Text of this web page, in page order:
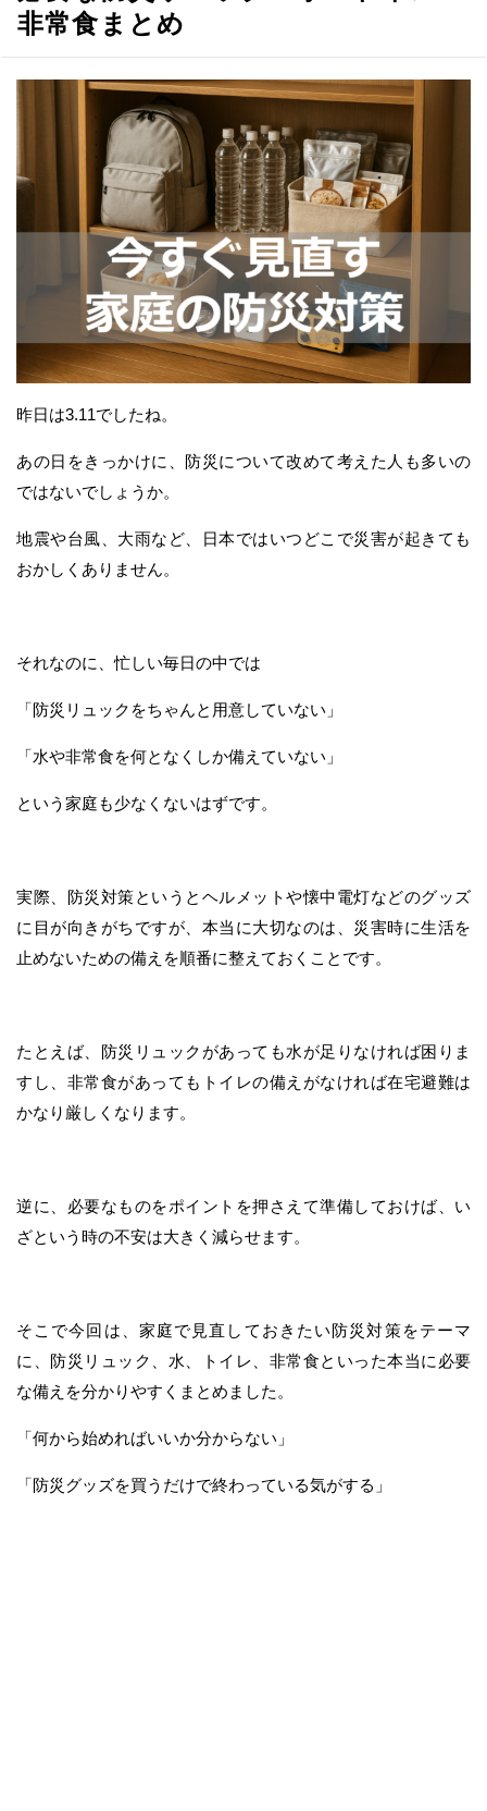
非常食まとめ
昨日は3.11でしたね。
あの日をきっかけに、防災について改めて考えた人も多いの
ではないでしょうか。
地震や台風、大雨など、日本ではいつどこで災害が起きても
おかしくありません。
それなのに、忙しい毎日の中では
「防災リュックをちゃんと用意していない」
「水や非常食を何となくしか備えていない」
という家庭も少なくないはずです。
実際、防災対策というとヘルメットや懐中電灯などのグッズ
に目が向きがちですが、本当に大切なのは、災害時に生活を
止めないための備えを順番に整えておくことです。
たとえば、防災リュックがあっても水が足りなければ困りま
すし、非常食があってもトイレの備えがなければ在宅避難は
かなり厳しくなります。
逆に、必要なものをポイントを押さえて準備しておけば、い
ざという時の不安は大きく減らせます。
そこで今回は、家庭で見直しておきたい防災対策をテーマ
に、防災リュック、水、トイレ、非常食といった本当に必要
な備えを分かりやすくまとめました。
「何から始めればいいか分からない」
「防災グッズを買うだけで終わっている気がする」